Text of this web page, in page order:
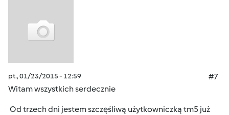
pt., 01/23/2015 - 12:59
#7
Witam wszystkich serdecznie
Od trzech dni jestem szczęśliwą użytkowniczką tm5 już